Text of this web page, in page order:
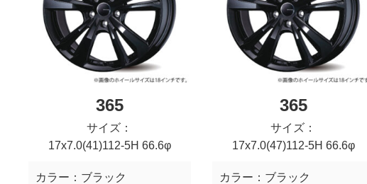
365
サイズ：
17x7.0(41)112-5H 66.6φ
カラー： ブラック
365
サイズ：
17x7.0(47)112-5H 66.6φ
カラー： ブラック